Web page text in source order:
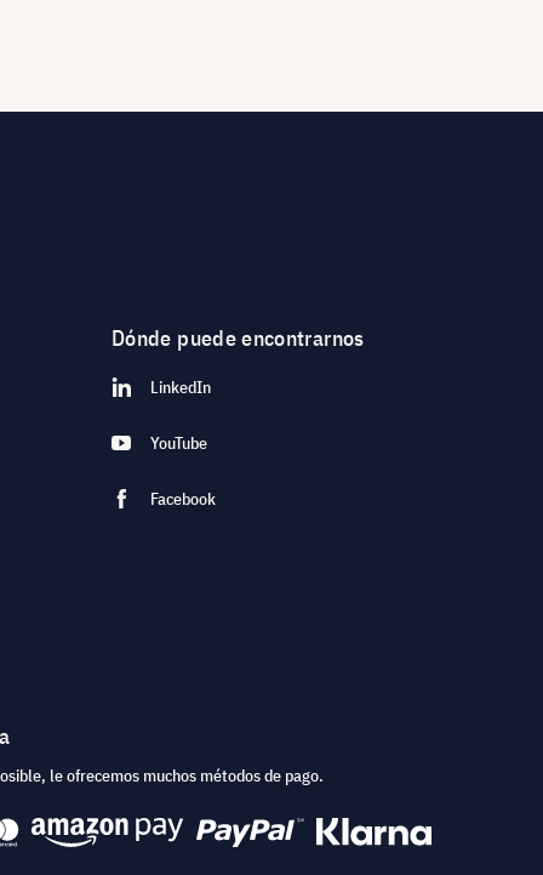
Dónde puede encontrarnos
LinkedIn
YouTube
Facebook
le ofrecemos muchos métodos de pago.